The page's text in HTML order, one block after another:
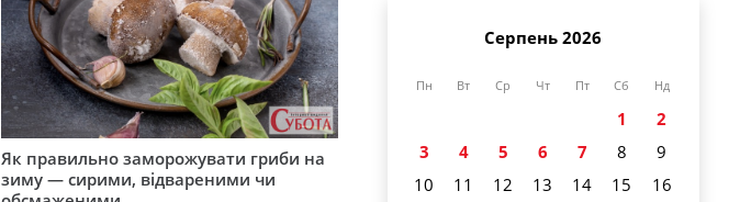
Як правильно заморожувати гриби на
зиму — сирими, відвареними чи
Серпень 2026
Пн Вт Ср Чт Пт Сб Нд
1
2
3
4 5 6 7 8
9
10
11 12 13 14 15
16